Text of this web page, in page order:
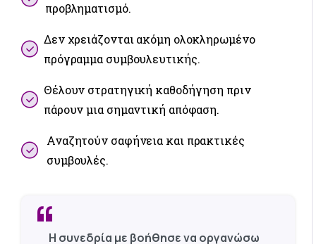
προβληματισμό.
Δεν χρειάζονται ακόμη ολοκληρωμένο
πρόγραμμα συμβουλευτικής.
Θέλουν στρατηγική καθοδήγηση πριν
πάρουν μια σημαντική απόφαση.
Αναζητούν σαφήνεια και πρακτικές
συμβουλές.
Η συνεδρία με βοήθησε να οργανώσω